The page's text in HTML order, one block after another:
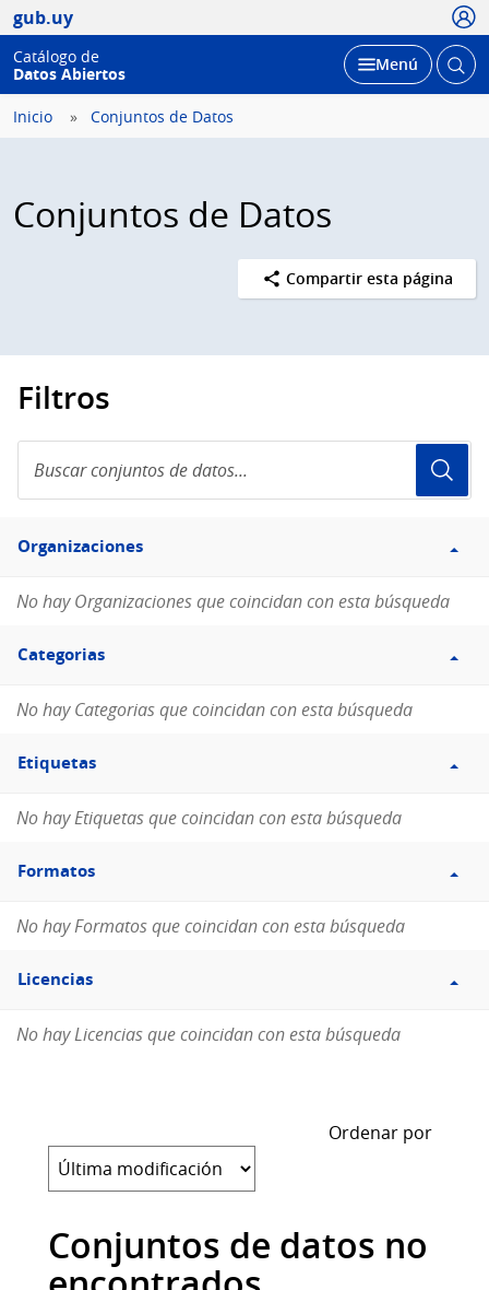
gub.uy
Catálogo de
Datos Abiertos
Desplegar
Menú Abrir
Inicio Conjuntos de Datos
Conjuntos de Datos
Compartir esta página
Filtros
conjuntos
de
Filtro
Organizaciones
Organizaciones
No hay Organizaciones que coincidan con esta búsqueda
Filtro
Categorias
Categorias
No hay Categorias que coincidan con esta búsqueda
Filtro
Etiquetas
Etiquetas
No hay Etiquetas que coincidan con esta búsqueda
Filtro
Formatos
Formatos
No hay Formatos que coincidan con esta búsqueda
Filtro
Licencias
Licencias
No hay Licencias que coincidan con esta búsqueda
Ordenar por
Conjuntos de datos no